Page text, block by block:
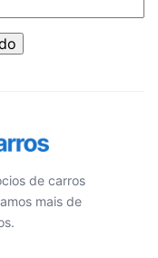
de carros
mais de